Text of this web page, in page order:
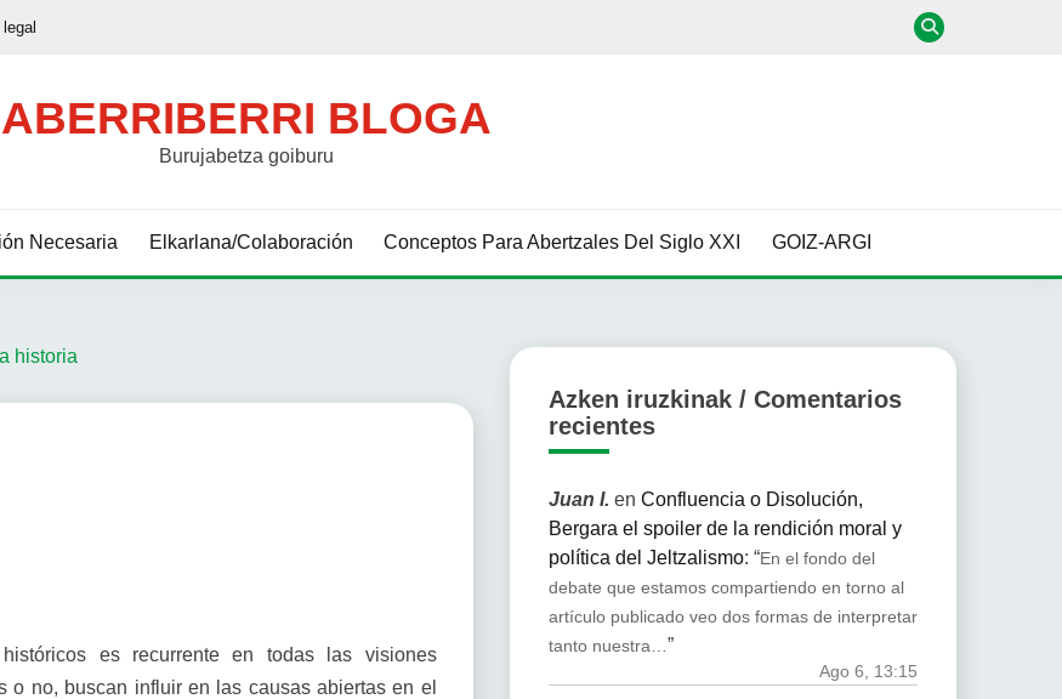
ABERRIBERRI BLOGA
Burujabetza goiburu
Necesaria Elkarlana/Colaboración Conceptos Para Abertzales Del Siglo XXI GOIZ-ARGI
historia
es recurrente en todas las visiones
o no, buscan influir en las causas abiertas en el
Azken iruzkinak / Comentarios
recientes
Juan I. en Confluencia o Disolución,
Bergara el spoiler de la rendición moral y
política del Jeltzalismo: “En el fondo del
debate que estamos compartiendo en torno al
artículo publicado veo dos formas de interpretar
tanto nuestra…”
Ago 6, 13:15